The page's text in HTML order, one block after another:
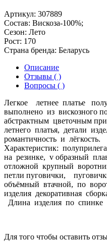
Артикул: 307889
Состав: Вискоза-100%;
Сезон: Лето
Рост: 170
Страна бренда: Беларусь
Описание
Отзывы ( )
Вопросы ( )
Легкое летнее платье
выполнено из вискозного
абстрактным цветочным
летнего платья, детали
романтичность и лёгкость.
Характеристик:
на резинке, v образный
отложной крупный
петли пуговички,
объёмный втачной, по
изделия декоративная
Длина изделия по спинке
Для того чтобы оставить